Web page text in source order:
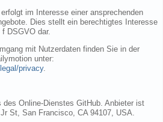
im Interesse einer ansprechenden
Dies stellt ein berechtigtes Interesse
DSGVO dar.
mit Nutzerdaten finden Sie in der
unter:
privacy.
Online-Dienstes GitHub. Anbieter ist
St, San Francisco, CA 94107, USA.